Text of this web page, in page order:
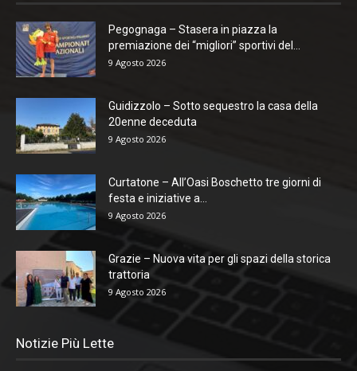
Pegognaga – Stasera in piazza la
premiazione dei “migliori” sportivi del...
9 Agosto 2026
Guidizzolo – Sotto sequestro la casa della
20enne deceduta
9 Agosto 2026
Curtatone – All’Oasi Boschetto tre giorni di
festa e iniziative a...
9 Agosto 2026
Grazie – Nuova vita per gli spazi della storica
trattoria
9 Agosto 2026
Notizie Più Lette